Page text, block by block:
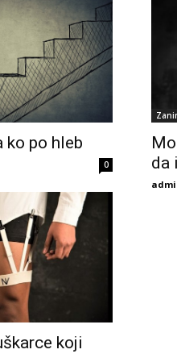
ko po hleb
0
da
koji